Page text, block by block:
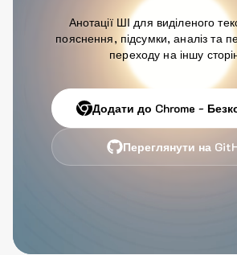
Анотації ШІ для виділеного
пояснення, підсумки, аналіз та
переходу на іншу
Додати до Chrome -
Переглянути на